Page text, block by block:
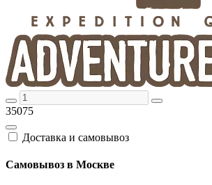
35075
Доставка и самовывоз
Самовывоз в Москве